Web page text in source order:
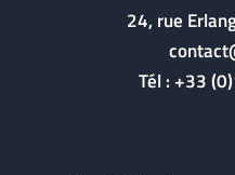
24, rue
Tél :+33